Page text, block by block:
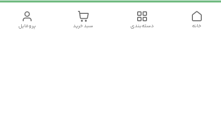
پروفایل سبد خرید دسته‌بندی خانه